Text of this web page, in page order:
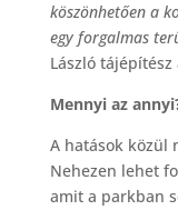
köszönhetően a
egy forgalmas
László
Mennyi az
A hatások közül
Nehezen lehet
amit a parkban